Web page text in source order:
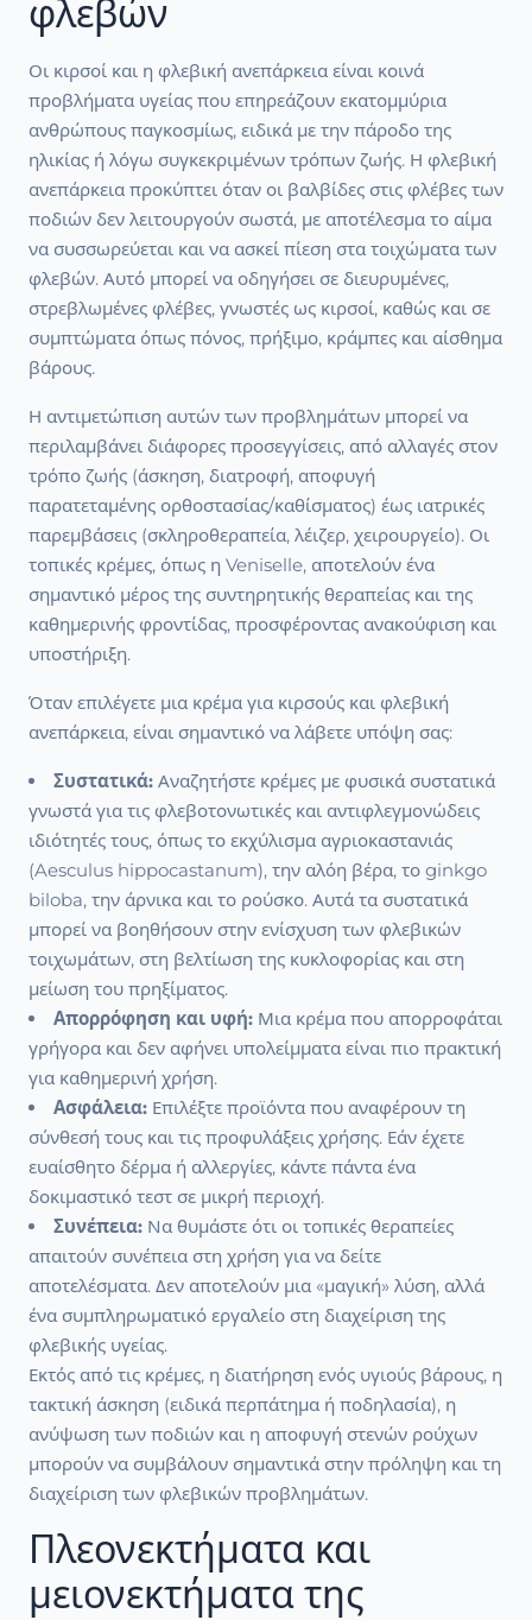
φλεβών
Οι κιρσοί και η φλεβική ανεπάρκεια είναι κοινά
προβλήματα υγείας που επηρεάζουν εκατομμύρια
ανθρώπους παγκοσμίως, ειδικά με την πάροδο της
ηλικίας ή λόγω συγκεκριμένων τρόπων ζωής. Η φλεβική
ανεπάρκεια προκύπτει όταν οι βαλβίδες στις φλέβες των
ποδιών δεν λειτουργούν σωστά, με αποτέλεσμα το αίμα
να συσσωρεύεται και να ασκεί πίεση στα τοιχώματα των
φλεβών. Αυτό μπορεί να οδηγήσει σε διευρυμένες,
στρεβλωμένες φλέβες, γνωστές ως κιρσοί, καθώς και σε
συμπτώματα όπως πόνος, πρήξιμο, κράμπες και αίσθημα
βάρους.
Η αντιμετώπιση αυτών των προβλημάτων μπορεί να
περιλαμβάνει διάφορες προσεγγίσεις, από αλλαγές στον
τρόπο ζωής (άσκηση, διατροφή, αποφυγή
παρατεταμένης ορθοστασίας/καθίσματος) έως ιατρικές
παρεμβάσεις (σκληροθεραπεία, λέιζερ, χειρουργείο). Οι
τοπικές κρέμες, όπως η Veniselle, αποτελούν ένα
σημαντικό μέρος της συντηρητικής θεραπείας και της
καθημερινής φροντίδας, προσφέροντας ανακούφιση και
υποστήριξη.
Όταν επιλέγετε μια κρέμα για κιρσούς και φλεβική
ανεπάρκεια, είναι σημαντικό να λάβετε υπόψη σας:
Συστατικά: Αναζητήστε κρέμες με φυσικά συστατικά
γνωστά για τις φλεβοτονωτικές και αντιφλεγμονώδεις
ιδιότητές τους, όπως το εκχύλισμα αγριοκαστανιάς
(Aesculus hippocastanum), την αλόη βέρα, το ginkgo
biloba, την άρνικα και το ρούσκο. Αυτά τα συστατικά
μπορεί να βοηθήσουν στην ενίσχυση των φλεβικών
τοιχωμάτων, στη βελτίωση της κυκλοφορίας και στη
μείωση του πρηξίματος.
Απορρόφηση και υφή: Μια κρέμα που απορροφάται
γρήγορα και δεν αφήνει υπολείμματα είναι πιο πρακτική
για καθημερινή χρήση.
Ασφάλεια: Επιλέξτε προϊόντα που αναφέρουν τη
σύνθεσή τους και τις προφυλάξεις χρήσης. Εάν έχετε
ευαίσθητο δέρμα ή αλλεργίες, κάντε πάντα ένα
δοκιμαστικό τεστ σε μικρή περιοχή.
Συνέπεια: Να θυμάστε ότι οι τοπικές θεραπείες
απαιτούν συνέπεια στη χρήση για να δείτε
αποτελέσματα. Δεν αποτελούν μια «μαγική» λύση, αλλά
ένα συμπληρωματικό εργαλείο στη διαχείριση της
φλεβικής υγείας.
Εκτός από τις κρέμες, η διατήρηση ενός υγιούς βάρους, η
τακτική άσκηση (ειδικά περπάτημα ή ποδηλασία), η
ανύψωση των ποδιών και η αποφυγή στενών ρούχων
μπορούν να συμβάλουν σημαντικά στην πρόληψη και τη
διαχείριση των φλεβικών προβλημάτων.
Πλεονεκτήματα και
μειονεκτήματα της